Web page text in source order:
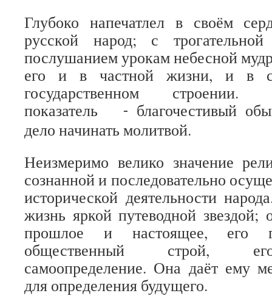
Глубоко напечатлел в своём
русской народ; с
послушанием урокам небесной
его и в частной жизни, и в
государственном
показатель - благочестивый
дело начинать молитвой.
Неизмеримо велико значение
сознанной и последовательно
исторической деятельности
жизнь яркой путеводной звездой;
прошлое и настоящее, его
общественный строй,
самоопределение. Она даёт ему
для определения будущего.